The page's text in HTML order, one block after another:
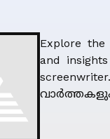
Explore the
and